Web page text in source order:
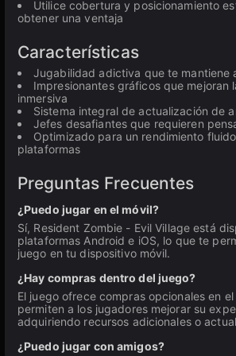
Utilice cobertura y posicionamiento
obtener una ventaja
Características
Jugabilidad adictiva que te mantiene
Impresionantes gráficos que mejoran
inmersiva
Sistema integral de actualización de
Jefes desafiantes que requieren
Optimizado para un rendimiento
plataformas
Preguntas Frecuentes
¿Puedo jugar en el móvil?
Sí, Resident Zombie - Evil Village está
plataformas Android e iOS, lo que te
juego en tu dispositivo móvil.
¿Hay compras dentro del juego?
El juego ofrece compras opcionales en
permiten a los jugadores mejorar su
adquiriendo recursos adicionales o
¿Puedo jugar con amigos?